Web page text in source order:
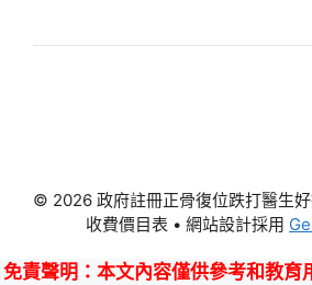
© 2026 政府註冊正骨復位跌打醫生
收費價目表 • 網站設計採用
免責聲明 ：本文內容僅供參考和教